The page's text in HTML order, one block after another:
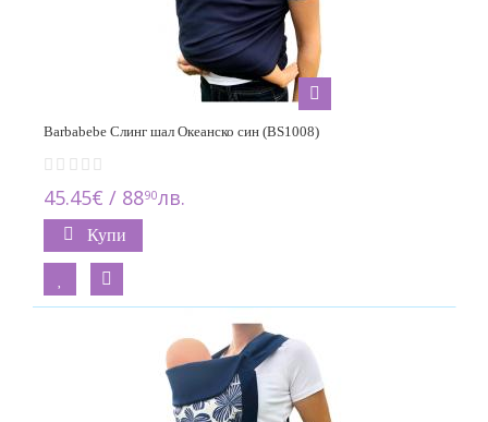
Barbabebe Слинг шал Океанско син (BS1008)
45.45€ / 8890лв.
Купи